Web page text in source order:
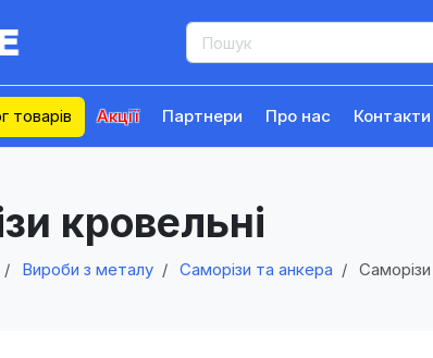
товарів Акції Партнери Про нас Контакти
кровельні
Вироби з металу Саморізи та анкера Саморізи